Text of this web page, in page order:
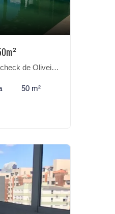
Gonçalo, Pelotas-RS
50 m²